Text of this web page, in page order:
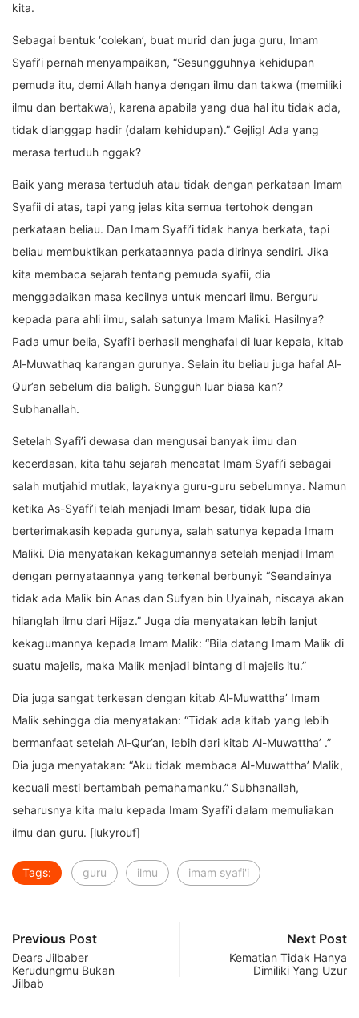
kita.
Sebagai bentuk ‘colekan’, buat murid dan juga guru, Imam
Syafi’i pernah menyampaikan, “Sesungguhnya kehidupan
pemuda itu, demi Allah hanya dengan ilmu dan takwa (memiliki
ilmu dan bertakwa), karena apabila yang dua hal itu tidak ada,
tidak dianggap hadir (dalam kehidupan).” Gejlig! Ada yang
merasa tertuduh nggak?
Baik yang merasa tertuduh atau tidak dengan perkataan Imam
Syafii di atas, tapi yang jelas kita semua tertohok dengan
perkataan beliau. Dan Imam Syafi’i tidak hanya berkata, tapi
beliau membuktikan perkataannya pada dirinya sendiri. Jika
kita membaca sejarah tentang pemuda syafii, dia
menggadaikan masa kecilnya untuk mencari ilmu. Berguru
kepada para ahli ilmu, salah satunya Imam Maliki. Hasilnya?
Pada umur belia, Syafi’i berhasil menghafal di luar kepala, kitab
Al-Muwathaq karangan gurunya. Selain itu beliau juga hafal Al-
Qur’an sebelum dia baligh. Sungguh luar biasa kan?
Subhanallah.
Setelah Syafi’i dewasa dan mengusai banyak ilmu dan
kecerdasan, kita tahu sejarah mencatat Imam Syafi’i sebagai
salah mutjahid mutlak, layaknya guru-guru sebelumnya. Namun
ketika As-Syafi’i telah menjadi Imam besar, tidak lupa dia
berterimakasih kepada gurunya, salah satunya kepada Imam
Maliki. Dia menyatakan kekagumannya setelah menjadi Imam
dengan pernyataannya yang terkenal berbunyi: “Seandainya
tidak ada Malik bin Anas dan Sufyan bin Uyainah, niscaya akan
hilanglah ilmu dari Hijaz.” Juga dia menyatakan lebih lanjut
kekagumannya kepada Imam Malik: “Bila datang Imam Malik di
suatu majelis, maka Malik menjadi bintang di majelis itu.”
Dia juga sangat terkesan dengan kitab Al-Muwattha’ Imam
Malik sehingga dia menyatakan: “Tidak ada kitab yang lebih
bermanfaat setelah Al-Qur’an, lebih dari kitab Al-Muwattha’ .”
Dia juga menyatakan: “Aku tidak membaca Al-Muwattha’ Malik,
kecuali mesti bertambah pemahamanku.” Subhanallah,
seharusnya kita malu kepada Imam Syafi’i dalam memuliakan
ilmu dan guru. [lukyrouf]
Tags: guru ilmu imam syafi'i
Previous Post
Dears Jilbaber
Kerudungmu Bukan
Jilbab
Next Post
Kematian Tidak Hanya
Dimiliki Yang Uzur